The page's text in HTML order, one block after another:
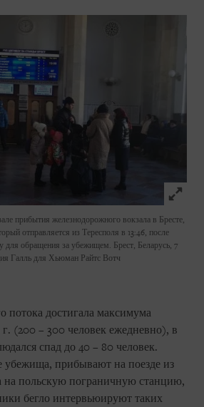
Click
прибытия железнодорожного вокзала в Бресте,
отправляется из Тересполя в 13:46, после
для обращения за убежищем. Брест, Беларусь, 7
Галль для Хьюман Райтс Вотч
потока достигала максимума
г. (200 – 300 человек ежедневно), в
спад до 40 – 80 человек.
прибывают на поезде из
на польскую пограничную станцию,
бегло интервьюируют таких